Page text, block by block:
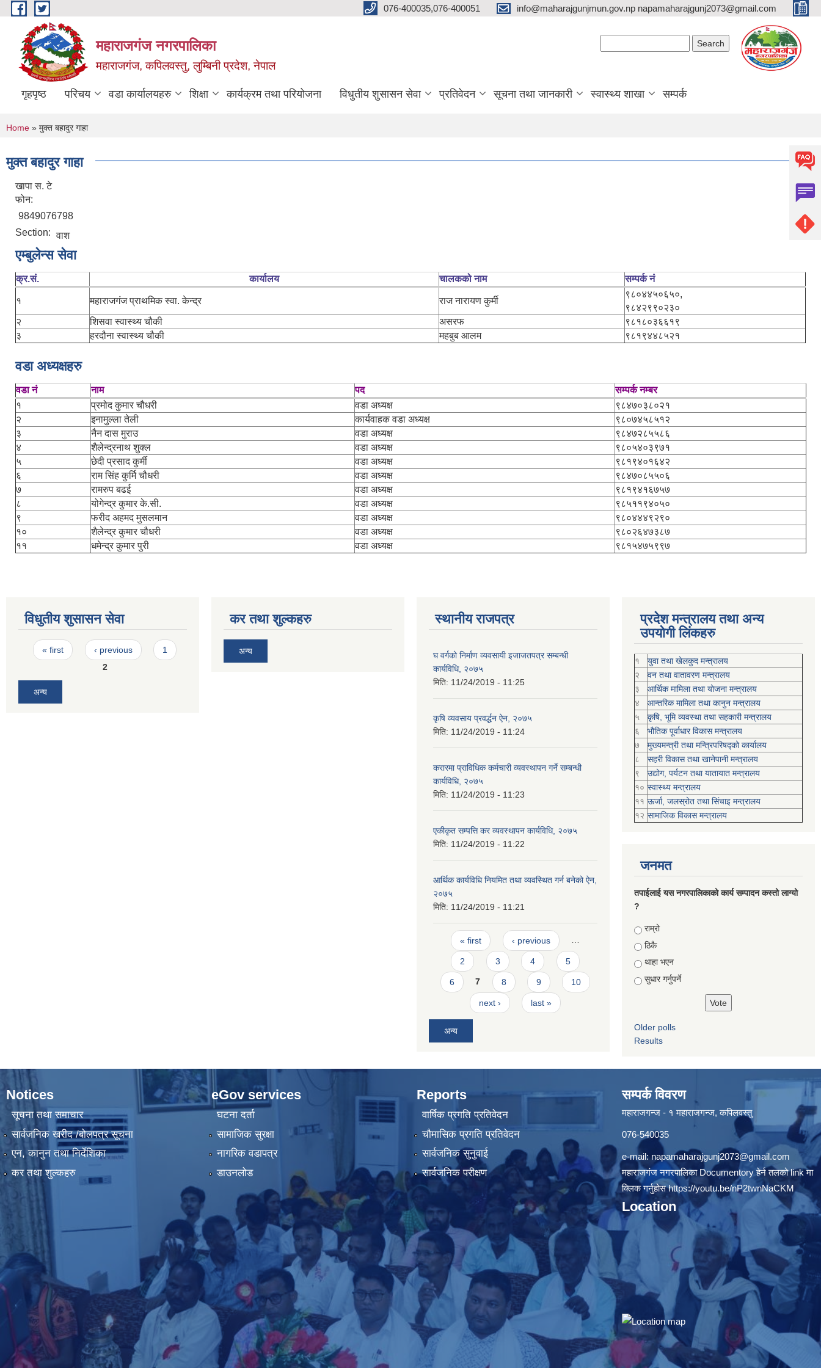
Skip to main content 076-400035,076-400051 info@maharajgunjmun.gov.np napamaharajgunj2073@gmail.com
महाराजगंज नगरपालिका
महाराजगंज, कपिलवस्तु, लुम्बिनी प्रदेश, नेपाल
गृहपृष्ठ परिचय वडा कार्यालयहरु शिक्षा कार्यक्रम तथा परियोजना विधुतीय शुसासन सेवा प्रतिवेदन सूचना तथा जानकारी स्वास्थ्य शाखा सम्पर्क
You are here
Home » मुक्त बहादुर गाहा
मुक्त बहादुर गाहा
खापा स. टे
फोन:
9849076798
Section: वाश
एम्बुलेन्स सेवा
क्र.सं. कार्यालय चालकको नाम सम्पर्क नं
१ महाराजगंज प्राथमिक स्वा. केन्द्र राज नारायण कुर्मी
९८०४४५०६५०,
९८४२९९०२३०
२
शिसवा स्वास्थ्य चौकी असरफ
९८१८०३६६१९
३
हरदौना स्वास्थ्य चौकी महबुब आलम ९८१९४४८५२१
वडा अध्यक्षहरु
वडा नं नाम पद
सम्पर्क नम्बर
१
प्रमोद कुमार चौधरी वडा अध्यक्ष
९८४७०३८०२१
२
इनामुल्ला तेली कार्यवाहक वडा अध्यक्ष
९८०७४५८५१२
३
नैन दास मुराउ वडा अध्यक्ष
९८४७२८५५८६
४
शैलेन्द्रनाथ शुक्ल वडा अध्यक्ष
९८०५४०३९७१
५
छेदी प्रसाद कुर्मी वडा अध्यक्ष
९८१९४०१६४२
६
राम सिंह कुर्मि चौधरी वडा अध्यक्ष
९८४७०८५५०६
७
रामरुप बढई वडा अध्यक्ष
९८१९४१६७५७
८
योगेन्द्र कुमार के.सी. वडा अध्यक्ष
९८५११९४०५०
९
फरीद अहमद मुसलमान वडा अध्यक्ष
९८०४४४९२९०
१०
शैलेन्द्र कुमार चौधरी वडा अध्यक्ष
९८०२६४७३८७
११
धमेन्द्र कुमार पुरी वडा अध्यक्ष ९८१५४७५९९७
विधुतीय शुसासन सेवा
Pages
« first ‹ previous
1
2
अन्य
कर तथा शुल्कहरु
अन्य
स्थानीय राजपत्र
घ वर्गको निर्माण व्यवसायी इजाजतपत्र सम्बन्धी
कार्यविधि, २०७५
मिति: 11/24/2019 - 11:25
कृषि व्यवसाय प्रवर्द्धन ऐन, २०७५
मिति: 11/24/2019 - 11:24
करारमा प्राविधिक कर्मचारी व्यवस्थापन गर्ने सम्बन्धी
कार्यविधि, २०७५
मिति: 11/24/2019 - 11:23
एकीकृत सम्पत्ति कर व्यवस्थापन कार्यविधि, २०७५
मिति: 11/24/2019 - 11:22
आर्थिक कार्यविधि नियमित तथा व्यवस्थित गर्न बनेको ऐन,
२०७५
मिति: 11/24/2019 - 11:21
Pages
« first ‹ previous …
2 3 4 5
6 7 8 9 10
next › last »
अन्य
प्रदेश मन्त्रालय तथा अन्य
उपयोगी लिंकहरु
१
युवा तथा खेलकुद मन्त्रालय
२
वन तथा वातावरण मन्त्रालय
३
आर्थिक मामिला तथा योजना मन्त्रालय
४
आन्तरिक मामिला तथा कानुन मन्त्रालय
५
कृषि, भूमि व्यवस्था तथा सहकारी मन्त्रालय
६
भौतिक पूर्वाधार विकास मन्त्रालय
७
मुख्यमन्त्री तथा मन्त्रिपरिषद्को कार्यालय
८
सहरी विकास तथा खानेपानी मन्त्रालय
९
उद्योग, पर्यटन तथा यातायात मन्त्रालय
१० स्वास्थ्य मन्त्रालय
११ ऊर्जा, जलस्रोत तथा सिंचाइ मन्त्रालय
१२ सामाजिक विकास मन्‍‍त्रालय
जनमत
तपाईलाई यस नगरपालिकाको कार्य सम्पादन कस्तो लाग्यो
?
Choices
राम्रो
ठिकै
थाहा भएन
सुधार गर्नुपर्ने
Older polls
Results
Notices
सूचना तथा समाचार
सार्वजनिक खरीद /बोलपत्र सूचना
एन, कानुन तथा निर्देशिका
कर तथा शुल्कहरु
eGov services
घटना दर्ता
सामाजिक सुरक्षा
नागरिक वडापत्र
डाउनलोड
Reports
वार्षिक प्रगति प्रतिवेदन
चौमासिक प्रगति प्रतिवेदन
सार्वजनिक सुनुवाई
सार्वजनिक परीक्षण
सम्पर्क विवरण
महाराजगन्ज - १ महाराजगन्ज, कपिलवस्तु
076-540035
e-mail: napamaharajgunj2073@gmail.com
महाराजगंज नगरपालिका Documentory हेर्न तलको link मा
क्लिक गर्नुहोसhttps://youtu.be/nP2twnNaCKM
Location